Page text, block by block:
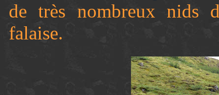
de très nombreux nids
falaise.